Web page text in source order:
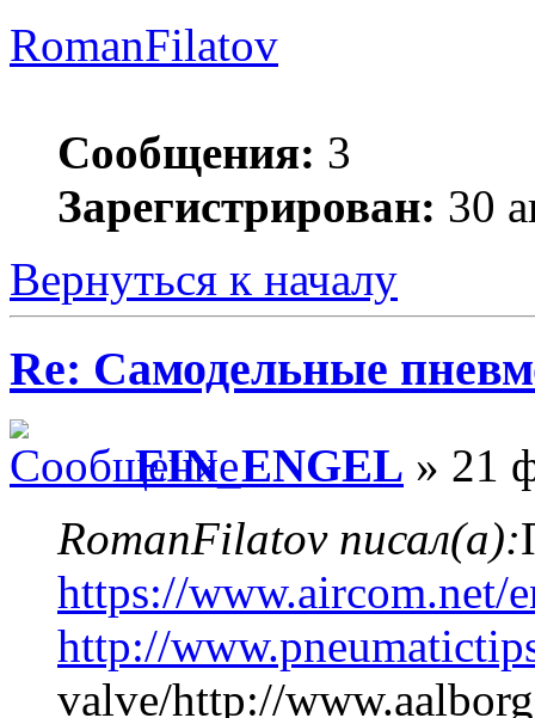
RomanFilatov
Сообщения: 3
Зарегистрирован: 30
Вернуться к началу
Re: Самодельные
EIN_ENGEL » 21
RomanFilatov писал(а):
https://www.aircom.net/
http://
valve/http://